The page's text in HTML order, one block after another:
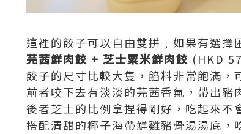
這裡的餃子可以自由雙拼﹐如果有選擇
芫茜鮮肉餃 + 芝士粟米鮮肉餃 (HKD
餃子的尺寸比較大隻，餡料非常飽滿，
前者咬下去有淡淡的芫茜香氣，帶出豬
後者芝士的比例拿捏得剛好，吃起來不
搭配清甜的椰子海帶鮮雞豬骨湯湯底，